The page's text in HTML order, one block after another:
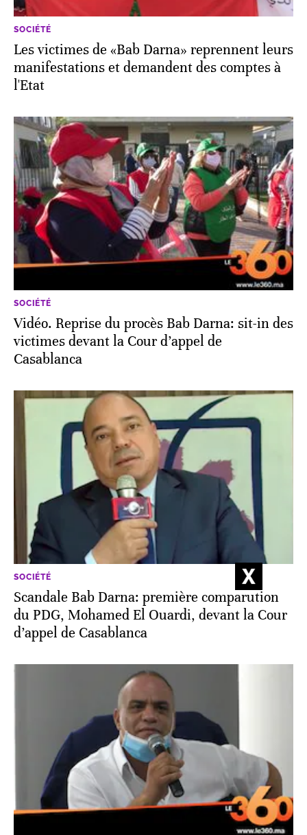
SOCIÉTÉ
Les victimes de «Bab Darna» reprennent leurs
manifestations et demandent des comptes à
l'Etat
SOCIÉTÉ
Vidéo. Reprise du procès Bab Darna: sit-in des
victimes devant la Cour d’appel de
Casablanca
SOCIÉTÉ
Scandale Bab Darna: première comparution
du PDG, Mohamed El Ouardi, devant la Cour
d’appel de Casablanca